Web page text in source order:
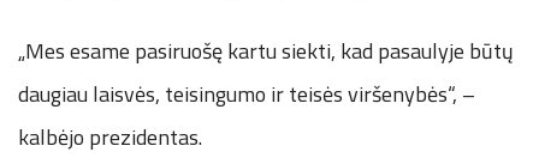
„Mes esame pasiruošę kartu siekti, kad pasaulyje būtų
daugiau laisvės, teisingumo ir teisės viršenybės“, –
kalbėjo prezidentas.